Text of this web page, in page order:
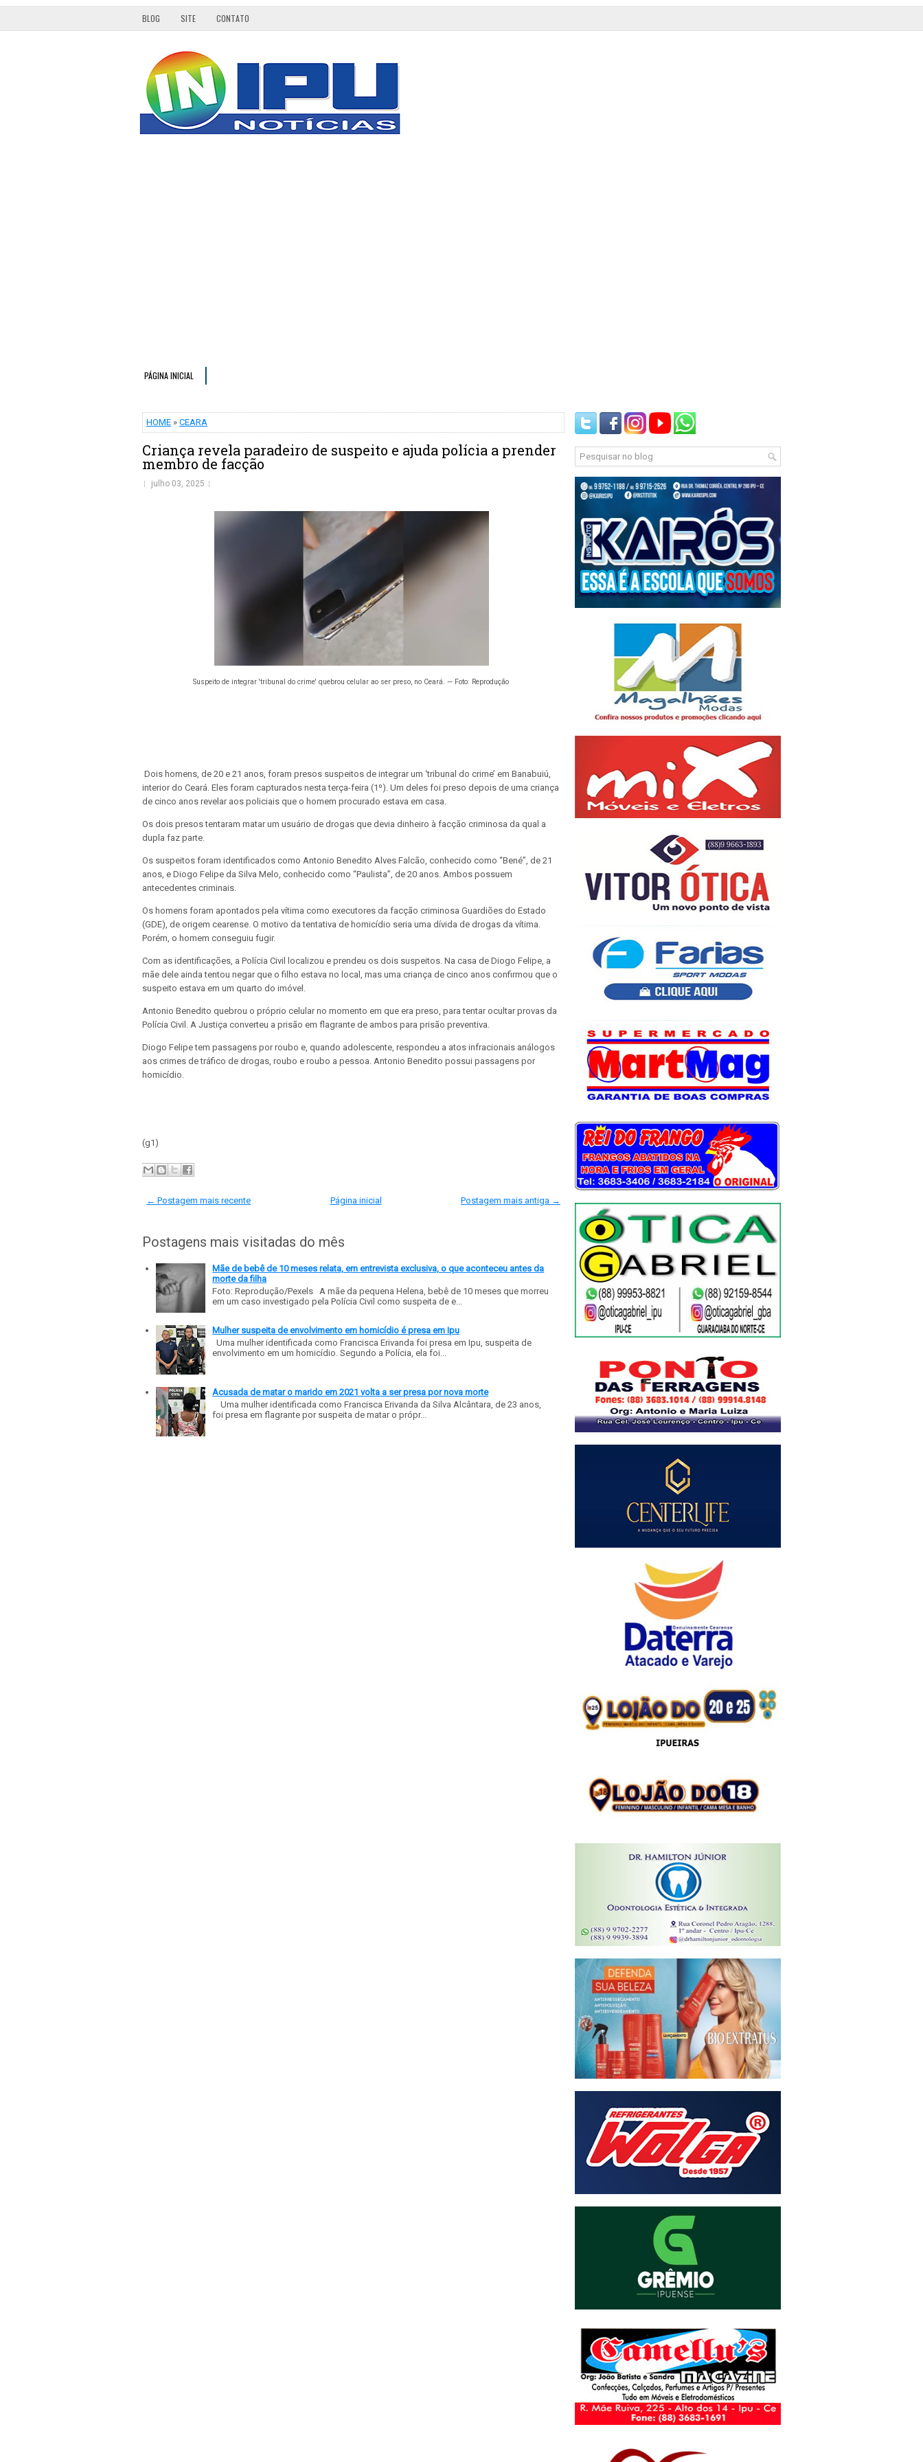
BLOG SITE CONTATO
PÁGINA INICIAL
HOME » CEARA
Criança revela paradeiro de suspeito e ajuda polícia a prender
membro de facção
julho 03, 2025
Suspeito de integrar 'tribunal do crime' quebrou celular ao ser preso, no Ceará. — Foto: Reprodução
Dois homens, de 20 e 21 anos, foram presos suspeitos de integrar um ‘tribunal do crime’ em Banabuiú,
interior do Ceará. Eles foram capturados nesta terça-feira (1º). Um deles foi preso depois de uma criança
de cinco anos revelar aos policiais que o homem procurado estava em casa.
Os dois presos tentaram matar um usuário de drogas que devia dinheiro à facção criminosa da qual a
dupla faz parte.
Os suspeitos foram identificados como Antonio Benedito Alves Falcão, conhecido como “Bené”, de 21
anos, e Diogo Felipe da Silva Melo, conhecido como “Paulista”, de 20 anos. Ambos possuem
antecedentes criminais.
Os homens foram apontados pela vítima como executores da facção criminosa Guardiões do Estado
(GDE), de origem cearense. O motivo da tentativa de homicídio seria uma dívida de drogas da vítima.
Porém, o homem conseguiu fugir.
Com as identificações, a Polícia Civil localizou e prendeu os dois suspeitos. Na casa de Diogo Felipe, a
mãe dele ainda tentou negar que o filho estava no local, mas uma criança de cinco anos confirmou que o
suspeito estava em um quarto do imóvel.
Antonio Benedito quebrou o próprio celular no momento em que era preso, para tentar ocultar provas da
Polícia Civil. A Justiça converteu a prisão em flagrante de ambos para prisão preventiva.
Diogo Felipe tem passagens por roubo e, quando adolescente, respondeu a atos infracionais análogos
aos crimes de tráfico de drogas, roubo e roubo a pessoa. Antonio Benedito possui passagens por
homicídio.
(g1)
← Postagem mais recente Postagem mais antiga →
Página inicial
Postagens mais visitadas do mês
Mãe de bebê de 10 meses relata, em entrevista exclusiva, o que aconteceu antes da
morte da filha
Foto: Reprodução/Pexels A mãe da pequena Helena, bebê de 10 meses que morreu
em um caso investigado pela Polícia Civil como suspeita de e...
Mulher suspeita de envolvimento em homicídio é presa em Ipu
Uma mulher identificada como Francisca Erivanda foi presa em Ipu, suspeita de
envolvimento em um homicídio. Segundo a Polícia, ela foi...
Acusada de matar o marido em 2021 volta a ser presa por nova morte
Uma mulher identificada como Francisca Erivanda da Silva Alcântara, de 23 anos,
foi presa em flagrante por suspeita de matar o própr...